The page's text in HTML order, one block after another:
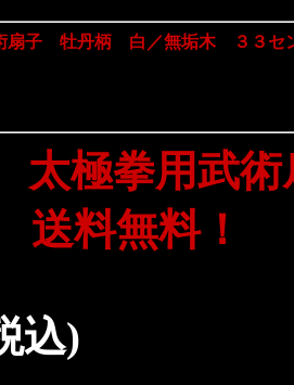
扇子 牡丹柄 白／無垢木 ３３セ
太極拳用武
料無料！
込)